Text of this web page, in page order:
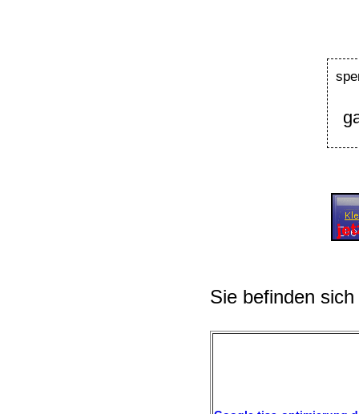
Sie befinden